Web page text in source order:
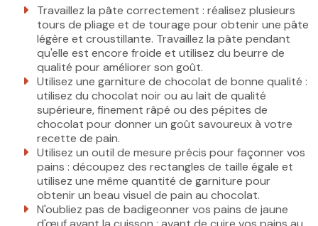
Travaillez la pâte correctement : réalisez plusieurs
tours de pliage et de tourage pour obtenir une pâte
légère et croustillante. Travaillez la pâte pendant
qu'elle est encore froide et utilisez du beurre de
qualité pour améliorer son goût.
Utilisez une garniture de chocolat de bonne qualité :
utilisez du chocolat noir ou au lait de qualité
supérieure, finement râpé ou des pépites de
chocolat pour donner un goût savoureux à votre
recette de pain.
Utilisez un outil de mesure précis pour façonner vos
pains : découpez des rectangles de taille égale et
utilisez une même quantité de garniture pour
obtenir un beau visuel de pain au chocolat.
N'oubliez pas de badigeonner vos pains de jaune